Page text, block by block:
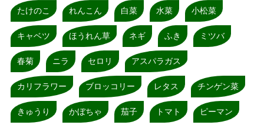
たけのこ れんこん 白菜 水菜 小松菜
キャベツ ほうれん草 ネギ ふき ミツバ
春菊 ニラ セロリ アスパラガス
カリフラワー ブロッコリー レタス チンゲン菜
きゅうり かぼちゃ 茄子 トマト ピーマン